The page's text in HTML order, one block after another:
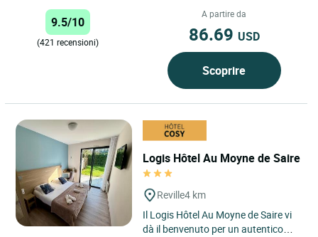
a Les Fuchsias,...
9.5/10
(421 recensioni)
A partire da
86.69 USD
Scoprire
Logis Hôtel Au Moyne de Saire
Reville4 km
Il Logis Hôtel Au Moyne de Saire vi
dà il benvenuto per un autentico